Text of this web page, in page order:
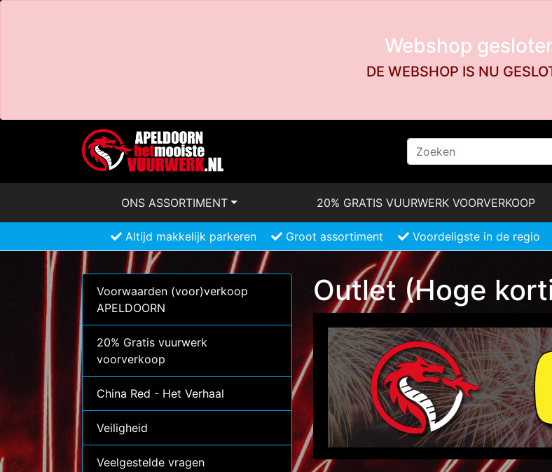
Webshop
DE WEBSHOP IS NU
ONS ASSORTIMENT 20% GRATIS VUURWERK VOORVERKOOP
Altijd makkelijk parkeren Groot assortiment Voordeligste in de regio
Voorwaarden (voor)verkoop
APELDOORN
20% Gratis vuurwerk
voorverkoop
China Red - Het Verhaal
Veiligheid
Veelgestelde vragen
Outlet (Hoge